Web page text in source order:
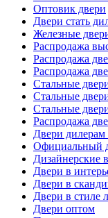
Оптовик двери
Двери стать
Железные
Распродажа
Распродажа
Распродажа
Стальные
Стальные
Стальные
Распродажа
Двери
Официальный
Дизайнерские
Двери в
Двери в
Двери в стиле
Двери оптом